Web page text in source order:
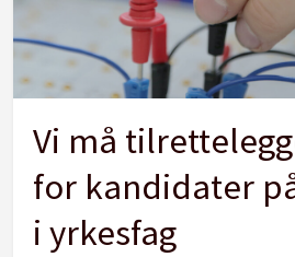
Vi må
for kandidater
i yrkesfag